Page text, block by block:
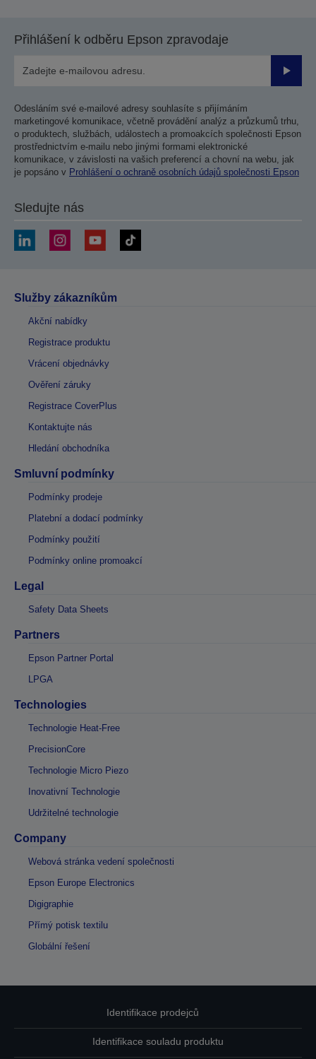
Přihlášení k odběru Epson zpravodaje
Odesláním své e-mailové adresy souhlasíte s přijímáním
marketingové komunikace, včetně provádění analýz a průzkumů trhu,
o produktech, službách, událostech a promoakcích společnosti Epson
prostřednictvím e-mailu nebo jinými formami elektronické
komunikace, v závislosti na vašich preferencí a chovní na webu, jak
je popsáno v Prohlášení o ochraně osobních údajů společnosti Epson
Sledujte nás
Služby zákazníkům
Akční nabídky
Registrace produktu
Vrácení objednávky
Ověření záruky
Registrace CoverPlus
Kontaktujte nás
Hledání obchodníka
Smluvní podmínky
Podmínky prodeje
Platební a dodací podmínky
Podmínky použití
Podmínky online promoakcí
Legal
Safety Data Sheets
Partners
Epson Partner Portal
LPGA
Technologies
Technologie Heat-Free
PrecisionCore
Technologie Micro Piezo
Inovativní Technologie
Udržitelné technologie
Company
Webová stránka vedení společnosti
Epson Europe Electronics
Digigraphie
Přímý potisk textilu
Globální řešení
Identifikace prodejců
Identifikace souladu produktu